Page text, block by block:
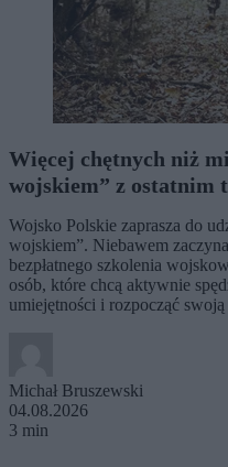
Więcej chętnych niż
wojskiem” z ostatnim
Wojsko Polskie zaprasza do
wojskiem”. Niebawem
bezpłatnego szkolenia
osób, które chcą aktywnie
umiejętności i rozpocząć
Michał Bruszewski
04.08.2026
3 min